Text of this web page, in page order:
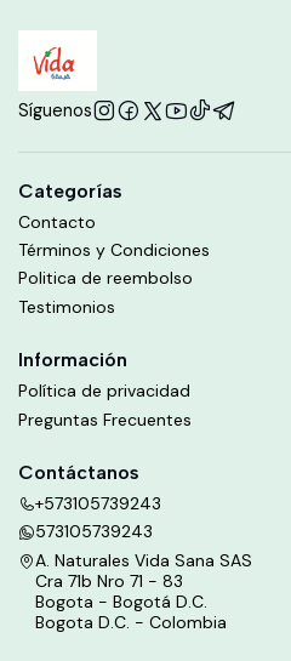
Síguenos
Categorías
Contacto
Términos y Condiciones
Politica de reembolso
Testimonios
Información
Política de privacidad
Preguntas Frecuentes
Contáctanos
+573105739243
573105739243
A. Naturales Vida Sana SAS
Cra 71b Nro 71 - 83
Bogota - Bogotá D.C.
Bogota D.C. - Colombia